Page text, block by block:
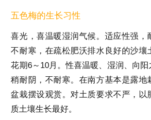
五色梅的生长习性
喜光，喜温暖湿润气候。适应性强，
不耐寒，在疏松肥沃排水良好的沙壤
花期6～10月。性喜温暖、湿润、向阳
稍耐阴，不耐寒。在南方基本是露地
盆栽摆设观赏。对土质要求不严，以
质土壤生长最好。